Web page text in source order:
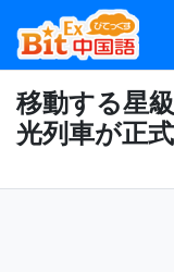
移動する星
光列車が正